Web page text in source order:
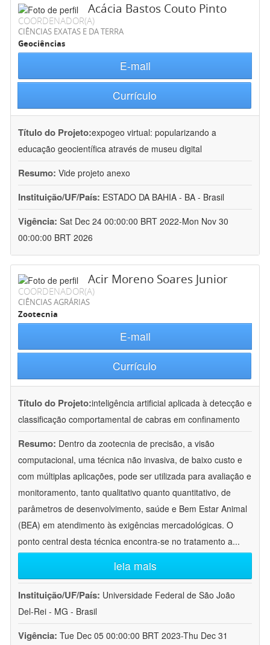
Acácia Bastos Couto Pinto
COORDENADOR(A)
CIÊNCIAS EXATAS E DA TERRA
Geociências
E-mail
Currículo
Título do Projeto:expogeo virtual: popularizando a
educação geocientífica através de museu digital
Resumo: Vide projeto anexo
Instituição/UF/País: ESTADO DA BAHIA - BA - Brasil
Vigência: Sat Dec 24 00:00:00 BRT 2022-Mon Nov 30
00:00:00 BRT 2026
Acir Moreno Soares Junior
COORDENADOR(A)
CIÊNCIAS AGRÁRIAS
Zootecnia
E-mail
Currículo
Título do Projeto:inteligência artificial aplicada à detecção e
classificação comportamental de cabras em confinamento
Resumo: Dentro da zootecnia de precisão, a visão
computacional, uma técnica não invasiva, de baixo custo e
com múltiplas aplicações, pode ser utilizada para avaliação e
monitoramento, tanto qualitativo quanto quantitativo, de
parâmetros de desenvolvimento, saúde e Bem Estar Animal
(BEA) em atendimento às exigências mercadológicas. O
ponto central desta técnica encontra-se no tratamento a...
leia mais
Instituição/UF/País: Universidade Federal de São João
Del-Rei - MG - Brasil
Vigência: Tue Dec 05 00:00:00 BRT 2023-Thu Dec 31